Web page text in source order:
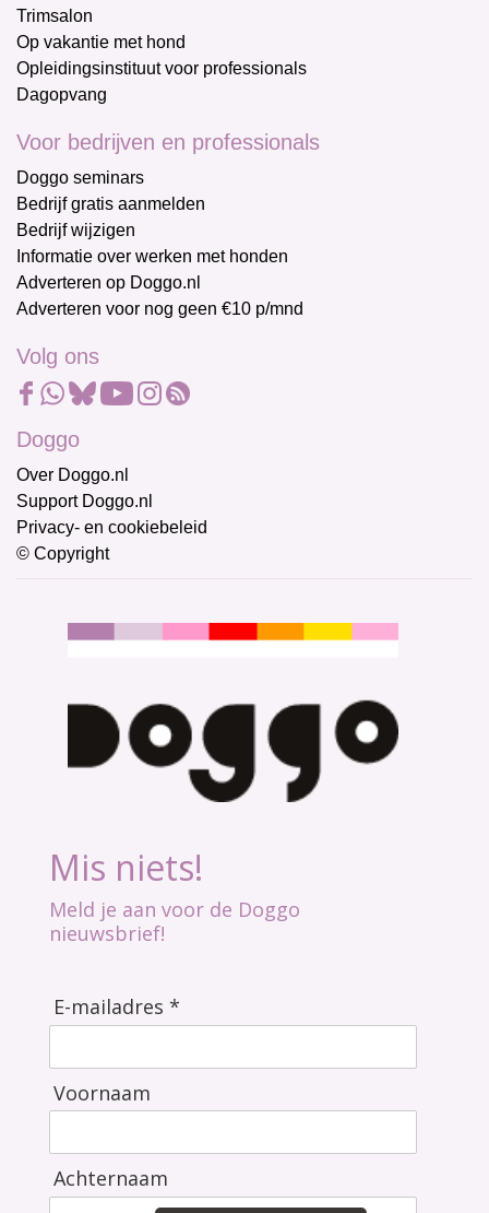
Trimsalon
Op vakantie met hond
Opleidingsinstituut voor professionals
Dagopvang
Voor bedrijven en professionals
Doggo seminars
Bedrijf gratis aanmelden
Bedrijf wijzigen
Informatie over werken met honden
Adverteren op Doggo.nl
Adverteren voor nog geen €10 p/mnd
Volg ons
Doggo
Over Doggo.nl
Support Doggo.nl
Privacy- en cookiebeleid
© Copyright
Mis niets!
Meld je aan voor de Doggo
nieuwsbrief!
E-mailadres *
Voornaam
Achternaam